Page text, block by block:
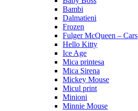
Bambi
Dalmatieni
Frozen
Fulger McQueen – Cars
Hello Kitty
Ice Age
Mica printesa
Mica Sirena
Mickey Mouse
Micul print
Minioni
Minnie Mouse